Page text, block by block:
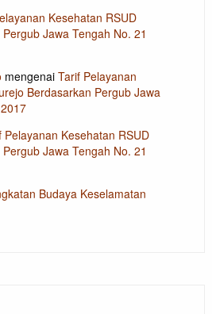
Kesehatan RSUD
Jawa Tengah No. 21
mengenai Tarif Pelayanan
Berdasarkan Pergub Jawa
Pelayanan Kesehatan RSUD
Jawa Tengah No. 21
Budaya Keselamatan